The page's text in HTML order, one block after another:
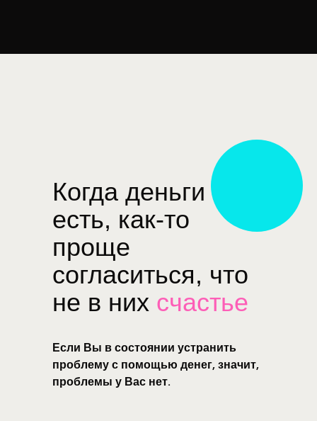
Когда деньги
есть, как-то
проще
согласиться, что
не в них счастье
Если Вы в состоянии устранить
проблему с помощью денег, значит,
проблемы у Вас нет.